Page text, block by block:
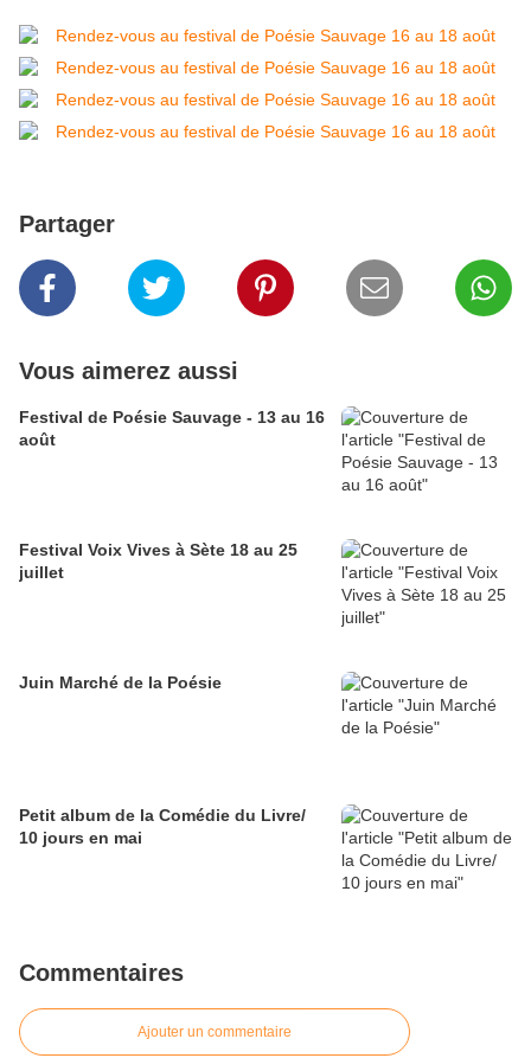
Partager
Vous aimerez aussi
Festival de Poésie Sauvage - 13 au 16
août
Festival Voix Vives à Sète 18 au 25
juillet
Juin Marché de la Poésie
Petit album de la Comédie du Livre/
10 jours en mai
Commentaires
Ajouter un commentaire